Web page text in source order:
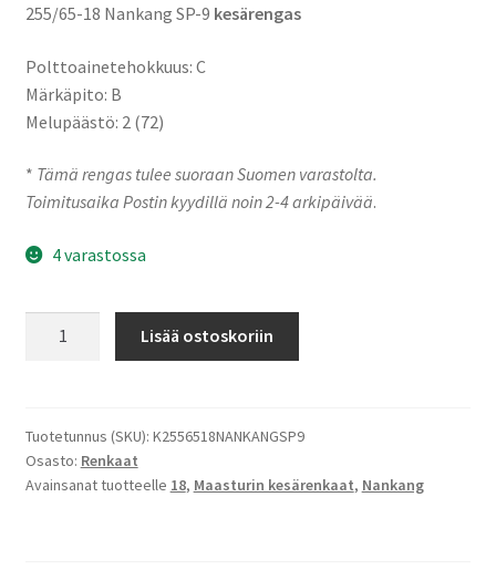
255/65-18 Nankang SP-9 kesärengas
Polttoainetehokkuus: C
Märkäpito: B
Melupäästö: 2 (72)
* Tämä rengas tulee suoraan Suomen varastolta.
Toimitusaika Postin kyydillä noin 2-4 arkipäivää.
4 varastossa
SP-
9
määrä
Lisää ostoskoriin
Tuotetunnus (SKU): K2556518NANKANGSP9
Osasto: Renkaat
Avainsanat tuotteelle 18, Maasturin kesärenkaat, Nankang